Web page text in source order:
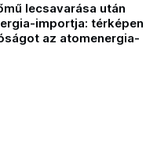
lecsavarása után
importja: térképen
az atomenergia-